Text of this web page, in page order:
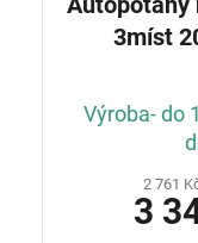
3míst
Výroba- do
2 761
3